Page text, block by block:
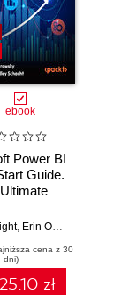
ebook
Power BI
Guide.
BI, Data
and
Fabric -
Edition
, Erin Ostrowsky
cena z 30
dni)
zł